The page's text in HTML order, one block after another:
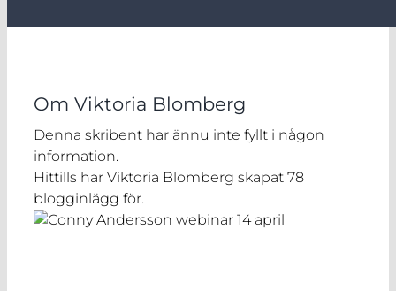
Om Viktoria Blomberg
Denna skribent har ännu inte fyllt i någon
information.
Hittills har Viktoria Blomberg skapat 78
blogginlägg för.